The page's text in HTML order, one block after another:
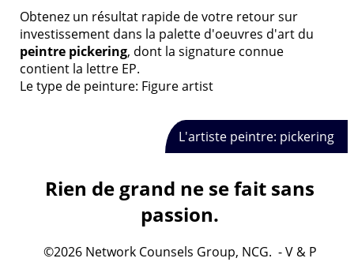
Obtenez un résultat rapide de votre retour sur
investissement dans la palette d'oeuvres d'art du
peintre pickering, dont la signature connue
contient la lettre EP.
Le type de peinture: Figure artist
L'artiste peintre: pickering
Rien de grand ne se fait sans
passion.
©2026 Network Counsels Group, NCG. - V & P